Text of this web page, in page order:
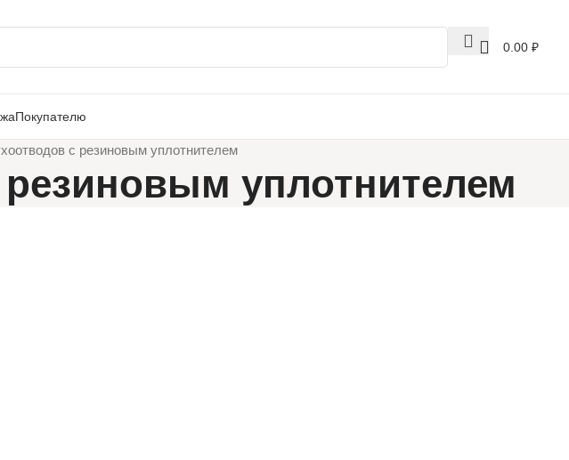
0.00 ₽
Покупателю
с резиновым уплотнителем
уплотнителем